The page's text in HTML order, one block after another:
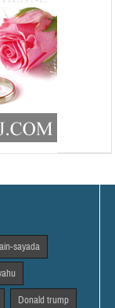
sayada
Donald trump